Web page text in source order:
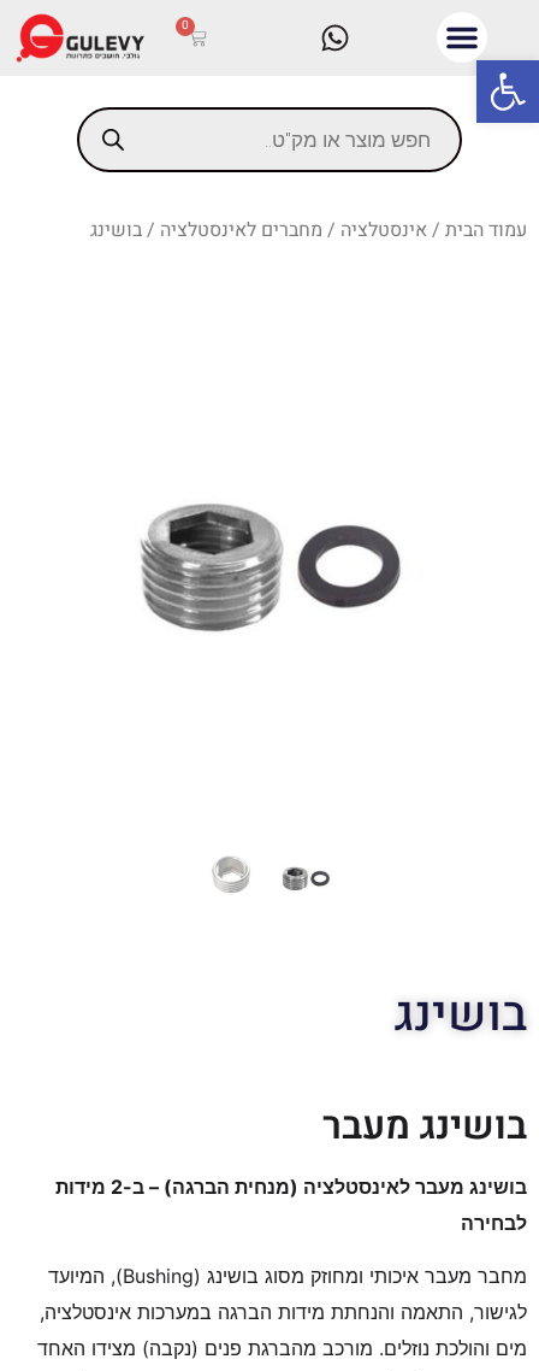
פתח סרגל נגישות
0
עמוד הבית / אינסטלציה / מחברים לאינסטלציה / בושינג
בושינג
בושינג מעבר
בושינג מעבר לאינסטלציה (מנחית הברגה) – ב-2 מידות
לבחירה
מחבר מעבר איכותי ומחוזק מסוג בושינג (Bushing), המיועד
לגישור, התאמה והנחתת מידות הברגה במערכות אינסטלציה,
מים והולכת נוזלים. מורכב מהברגת פנים (נקבה) מצידו האחד